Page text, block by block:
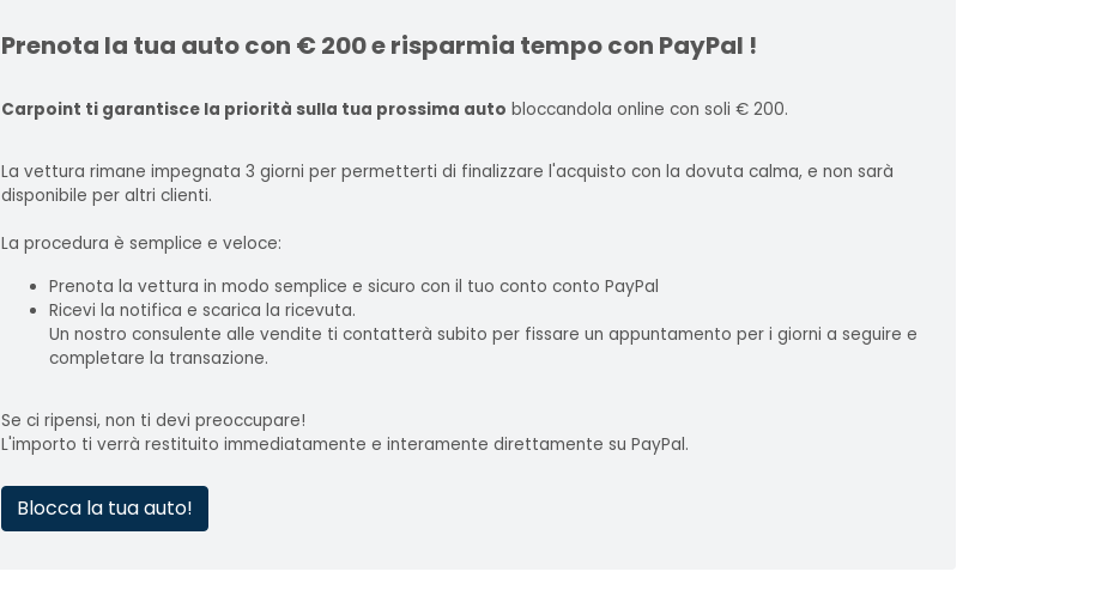
Prenota la tua auto con € 200 e risparmia tempo con PayPal !
Carpoint ti garantisce la priorità sulla tua prossima auto bloccandola online con soli € 200.
La vettura rimane impegnata 3 giorni per permetterti di finalizzare l'acquisto con la dovuta calma, e non sarà
disponibile per altri clienti.
La procedura è semplice e veloce:
Prenota la vettura in modo semplice e sicuro con il tuo conto conto PayPal
Ricevi la notifica e scarica la ricevuta.
Un nostro consulente alle vendite ti contatterà subito per fissare un appuntamento per i giorni a seguire e
completare la transazione.
Se ci ripensi, non ti devi preoccupare!
L'importo ti verrà restituito immediatamente e interamente direttamente su PayPal.
Blocca la tua auto!